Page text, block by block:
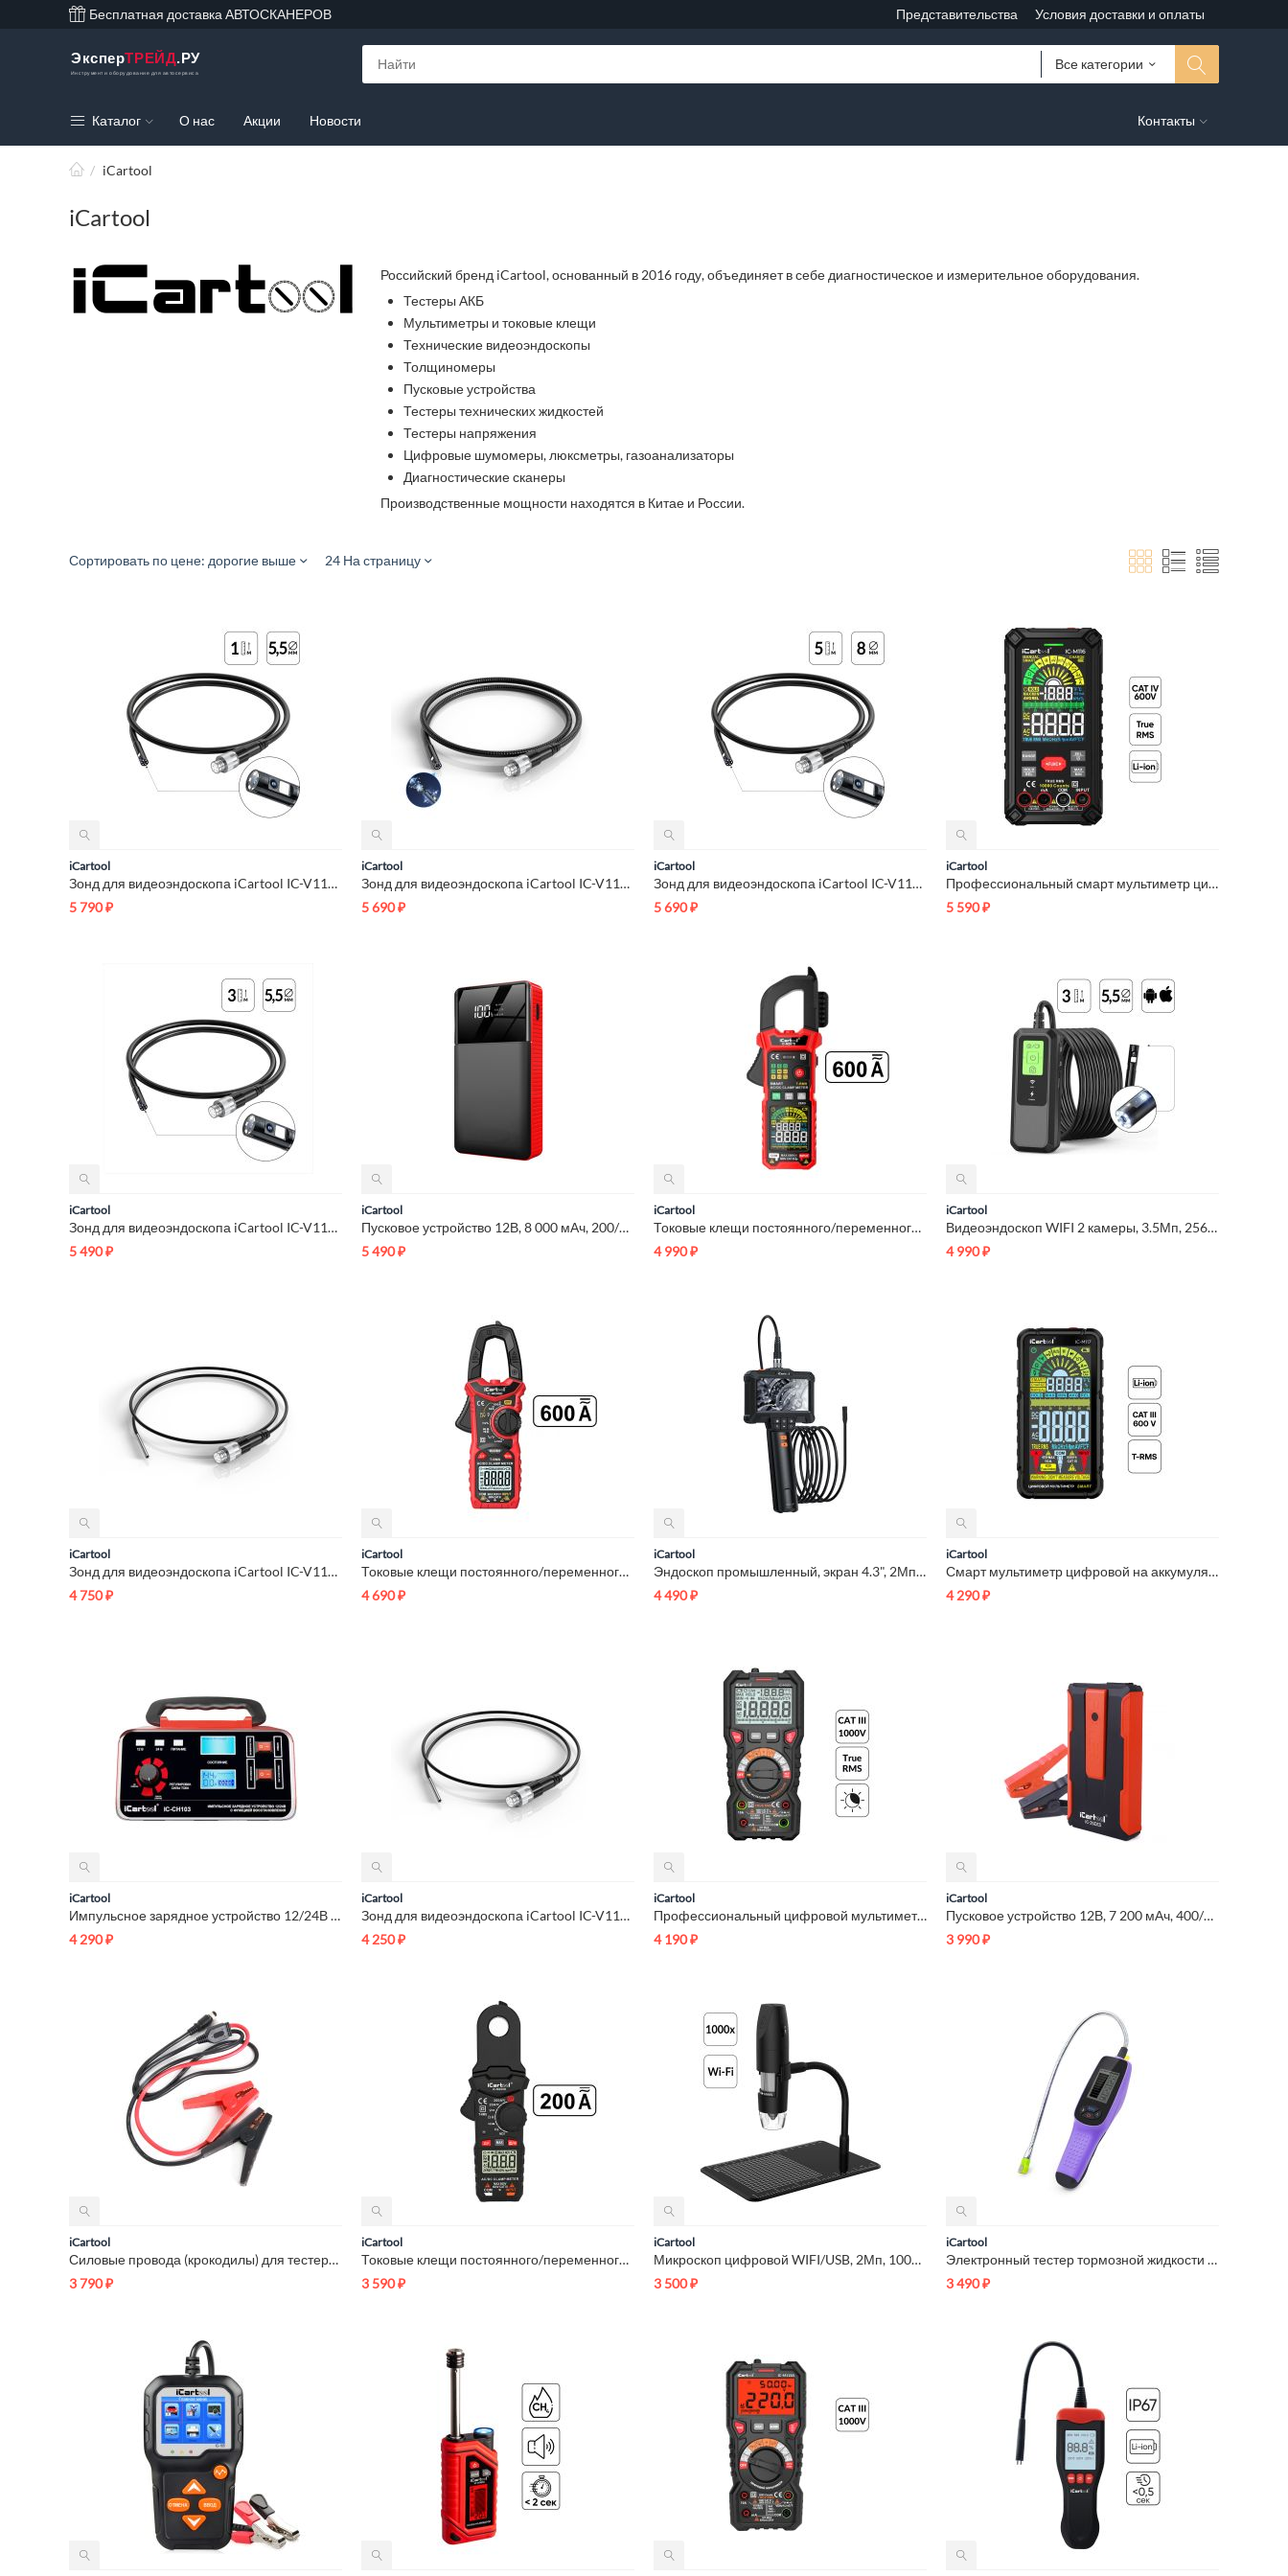
Бесплатная доставка АВТОСКАНЕРОВ Представительства Условия доставки и оплаты
ЭксперТРЕЙД.РУ
Инструмент и оборудование для автосервиса
Все категории
Каталог О нас Акции Новости Контакты
/ iCartool
iCartool
Российский бренд iCartool, основанный в 2016 году, объединяет в себе диагностическое и измерительное оборудования.
Тестеры АКБ
Мультиметры и токовые клещи
Технические видеоэндоскопы
Толщиномеры
Пусковые устройства
Тестеры технических жидкостей
Тестеры напряжения
Цифровые шумомеры, люксметры, газоанализаторы
Диагностические сканеры
Производственные мощности находятся в Китае и России.
Сортировать по цене: дорогие выше 24 На страницу
iCartool
Зонд для видеоэндоскопа iCartool IC-V112A/B/C, 2 камеры, 1м, ...
5 790₽
iCartool
Зонд для видеоэндоскопа iCartool IC-V116A, 3 камеры, 1м, 8 мм...
5 690₽
iCartool
Зонд для видеоэндоскопа iCartool IC-V112A-5 2 камеры, 5м, 8 м...
5 690₽
iCartool
Профессиональный смарт мультиметр цифровой iCartool IC-M116
5 590₽
iCartool
Зонд для видеоэндоскопа iCartool IC-V112A-3, 2 камеры, 3м, 5....
5 490₽
iCartool
Пусковое устройство 12В, 8 000 мАч, 200/400А iCartool IC-JSD08N
5 490₽
iCartool
Токовые клещи постоянного/переменного тока 600A c режимом сма...
4 990₽
iCartool
Видеоэндоскоп WIFI 2 камеры, 3.5Мп, 2560x1440, 3м, 5.5 мм зон...
4 990₽
iCartool
Зонд для видеоэндоскопа iCartool IC-V116C, 1 камера, 1м, 3.9 ...
4 750₽
iCartool
Токовые клещи постоянного/переменного тока 600A iCartool IC-M...
4 690₽
iCartool
Эндоскоп промышленный, экран 4.3", 2Мп, 1м, 8.5мм зонд iCarto...
4 490₽
iCartool
Смарт мультиметр цифровой на аккумуляторе iCartool IC-M117
4 290₽
iCartool
Импульсное зарядное устройство 12/24В c ручной регулировкой и...
4 290₽
iCartool
Зонд для видеоэндоскопа iCartool IC-V112C, 1м, 3.9 мм iCartoo...
4 250₽
iCartool
Профессиональный цифровой мультиметр iCartool IC-M120
4 190₽
iCartool
Пусковое устройство 12В, 7 200 мАч, 400/800А iCartool IC-JSD13
3 990₽
iCartool
Силовые провода (крокодилы) для тестеров АКБ iCartool IC-90
3 790₽
iCartool
Токовые клещи постоянного/переменного тока 200A iCartool IC-M...
3 590₽
iCartool
Микроскоп цифровой WIFI/USB, 2Мп, 1000X, 1920x1080 iCartool I...
3 500₽
iCartool
Электронный тестер тормозной жидкости DOT3, DOT4, DOT5 iCarto...
3 490₽